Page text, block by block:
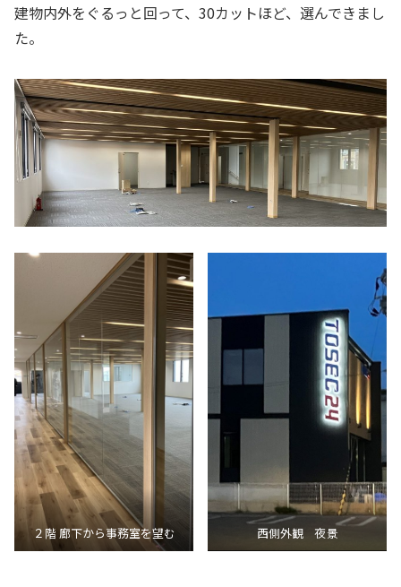
建物内外をぐるっと回って、30カットほど、選んできまし
た。
２階 廊下から事務室を望む 西側外観 夜景